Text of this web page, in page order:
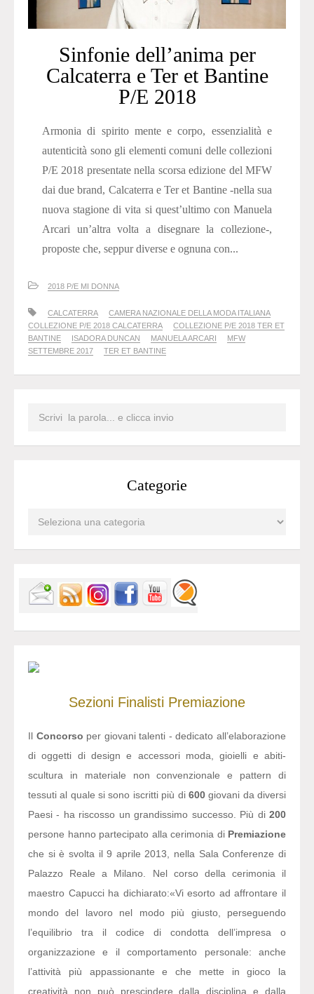
Sinfonie dell’anima per
Calcaterra e Ter et Bantine
P/E 2018
Armonia di spirito mente e corpo, essenzialità e
autenticità sono gli elementi comuni delle collezioni
P/E 2018 presentate nella scorsa edizione del MFW
dai due brand, Calcaterra e Ter et Bantine -nella sua
nuova stagione di vita si quest’ultimo con Manuela
Arcari un’altra volta a disegnare la collezione-,
proposte che, seppur diverse e ognuna con...
2018 P/E MI DONNA
CALCATERRA
CAMERA NAZIONALE DELLA MODA ITALIANA
COLLEZIONE P/E 2018 CALCATERRA
COLLEZIONE P/E 2018 TER ET
BANTINE
ISADORA DUNCAN MANUELA ARCARI
MFW
SETTEMBRE 2017
TER ET BANTINE
Categorie
Sezioni Finalisti Premiazione
Il Concorso per giovani talenti - dedicato all’elaborazione
di oggetti di design e accessori moda, gioielli e abiti-
scultura in materiale non convenzionale e pattern di
tessuti al quale si sono iscritti più di 600giovani da diversi
Paesi - ha riscosso un grandissimo successo. Più di 200
persone hanno partecipato alla cerimonia di Premiazione
che si è svolta il 9 aprile 2013, nella Sala Conferenze di
Palazzo Reale a Milano. Nel corso della cerimonia il
maestro Capucci ha dichiarato:«Vi esorto ad affrontare il
mondo del lavoro nel modo più giusto, perseguendo
l’equilibrio tra il codice di condotta dell’impresa o
organizzazione e il comportamento personale: anche
l’attività più appassionante e che mette in gioco la
creatività non può prescindere dalla disciplina e dalla